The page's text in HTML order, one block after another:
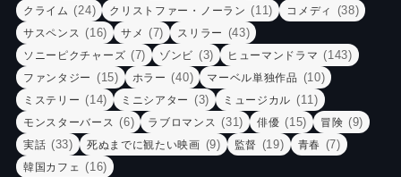
クライム (24) クリストファー・ノーラン (11) コメディ (38)
サスペンス (16) サメ (7) スリラー (43)
ソニーピクチャーズ (7) ゾンビ (3) ヒューマンドラマ (143)
ファンタジー (15) ホラー (40) マーベル単独作品 (10)
ミステリー (14) ミニシアター (3) ミュージカル (11)
モンスターバース (6) ラブロマンス (31) 俳優 (15) 冒険 (9)
実話 (33) 死ぬまでに観たい映画 (9) 監督 (19) 青春 (7)
韓国カフェ (16)